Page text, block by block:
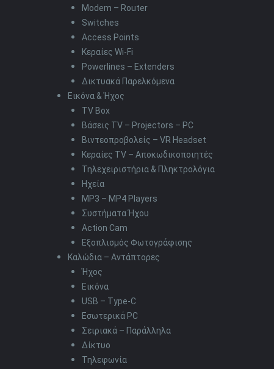
Modem – Router
Switches
Access Points
Κεραίες Wi-Fi
Powerlines – Extenders
Δικτυακά Παρελκόμενα
Εικόνα & Ήχος
TV Box
Βάσεις TV – Projectors – PC
Βιντεοπροβολείς – VR Headset
Κεραίες TV – Αποκωδικοποιητές
Τηλεχειριστήρια & Πληκτρολόγια
Ηχεία
MP3 – MP4 Players
Συστήματα Ήχου
Action Cam
Εξοπλισμός Φωτογράφισης
Καλώδια – Αντάπτορες
Ήχος
Εικόνα
USB – Type-C
Εσωτερικά PC
Σειριακά – Παράλληλα
Δίκτυο
Τηλεφωνία